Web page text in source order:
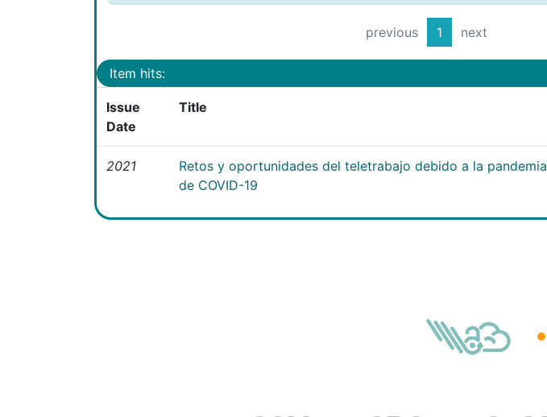
previous 1 next
Item hits:
Issue
Date
Title
2021
Retos y oportunidades del teletrabajo debido a la pandemia
de COVID-19